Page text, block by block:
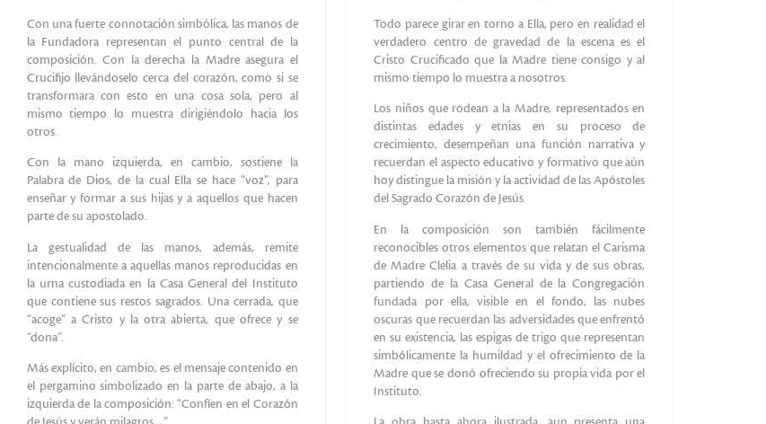
Con una fuerte connotación simbólica, las manos de
la Fundadora representan el punto central de la
composición. Con la derecha la Madre asegura el
Crucifijo llevándoselo cerca del corazón, como si se
transformara con esto en una cosa sola, pero al
mismo tiempo lo muestra dirigiéndolo hacia los
otros.
Con la mano izquierda, en cambio, sostiene la
Palabra de Dios, de la cual Ella se hace “voz”, para
enseñar y formar a sus hijas y a aquellos que hacen
parte de su apostolado.
La gestualidad de las manos, además, remite
intencionalmente a aquellas manos reproducidas en
la urna custodiada en la Casa General del Instituto
que contiene sus restos sagrados. Una cerrada, que
“acoge” a Cristo y la otra abierta, que ofrece y se
“dona”.
Más explícito, en cambio, es el mensaje contenido en
el pergamino simbolizado en la parte de abajo, a la
izquierda de la composición: “Confíen en el Corazón
Todo parece girar en torno a Ella, pero en realidad el
verdadero centro de gravedad de la escena es el
Cristo Crucificado que la Madre tiene consigo y al
mismo tiempo lo muestra a nosotros.
Los niños que rodean a la Madre, representados en
distintas edades y etnias en su proceso de
crecimiento, desempeñan una función narrativa y
recuerdan el aspecto educativo y formativo que aún
hoy distingue la misión y la actividad de las Apóstoles
del Sagrado Corazón de Jesús.
En la composición son también fácilmente
reconocibles otros elementos que relatan el Carisma
de Madre Clelia a través de su vida y de sus obras,
partiendo de la Casa General de la Congregación
fundada por ella, visible en el fondo, las nubes
oscuras que recuerdan las adversidades que enfrentó
en su existencia, las espigas de trigo que representan
simbólicamente la humildad y el ofrecimiento de la
Madre que se donó ofreciendo su propia vida por el
Instituto.